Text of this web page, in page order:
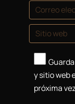
Correo
Sitio web
y sitio web
próxima